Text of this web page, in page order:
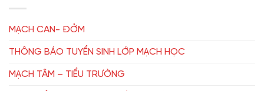
MẠCH CAN- ĐỞM
THÔNG BÁO TUYỂN SINH LỚP MẠCH HỌC
MẠCH TÂM – TIỂU TRƯỜNG